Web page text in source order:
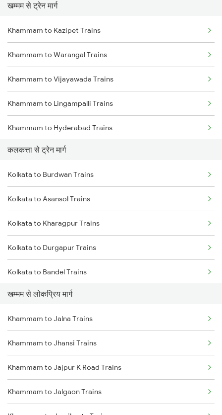
Mumbai to Pune Trains
Delhi to Jammu Trains
Mumbai to Delhi Trains
Mumbai to Goa Trains
Chennai to Coimbatore Trains
खम्मम से ट्रेन मार्ग
Khammam to Kazipet Trains
Khammam to Warangal Trains
Khammam to Vijayawada Trains
Khammam to Lingampalli Trains
Khammam to Hyderabad Trains
Khammam to Mahbubabad Trains
Khammam to Madhira Trains
Khammam to Nagpur Trains
Khammam to Ongole Trains
Khammam to Balharshah Trains
Khammam to Gudur Trains
कलकत्ता से ट्रेन मार्ग
Kolkata to Burdwan Trains
Kolkata to Asansol Trains
Kolkata to Kharagpur Trains
Kolkata to Durgapur Trains
Kolkata to Bandel Trains
Kolkata to Bolpur Trains
Kolkata to Mughal Sarai Trains
Kolkata to Malda Trains
Kolkata to Jasidih Trains
Kolkata to Raniganj Trains
खम्मम से लोकप्रिय मार्ग
Khammam to Jalna Trains
Khammam to Jhansi Trains
Khammam to Jajpur K Road Trains
Khammam to Jalgaon Trains